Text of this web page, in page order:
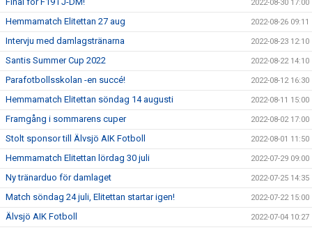
2022-08-30 17:00
Hemmamatch Elitettan 27 aug 2022-08-26 09:11
Intervju med damlagstränarna 2022-08-23 12:10
Santis Summer Cup 2022 2022-08-22 14:10
Parafotbollsskolan -en succé! 2022-08-12 16:30
Hemmamatch Elitettan söndag 14 augusti 2022-08-11 15:00
Framgång i sommarens cuper 2022-08-02 17:00
Stolt sponsor till Älvsjö AIK Fotboll 2022-08-01 11:50
Hemmamatch Elitettan lördag 30 juli 2022-07-29 09:00
Ny tränarduo för damlaget 2022-07-25 14:35
Match söndag 24 juli, Elitettan startar igen! 2022-07-22 15:00
Älvsjö AIK Fotboll 2022-07-04 10:27